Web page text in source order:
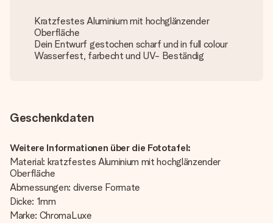
Kratzfestes Aluminium mit hochglänzender
Oberfläche
Dein Entwurf gestochen scharf und in full colour
Wasserfest, farbecht und UV- Beständig
Geschenkdaten
Weitere Informationen über die Fototafel:
Material: kratzfestes Aluminium mit hochglänzender
Oberfläche
Abmessungen: diverse Formate
Dicke: 1mm
Marke: ChromaLuxe